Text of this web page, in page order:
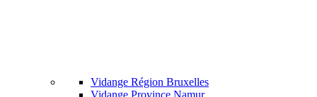
Vidange Région Bruxelles
Vidange Province Namur